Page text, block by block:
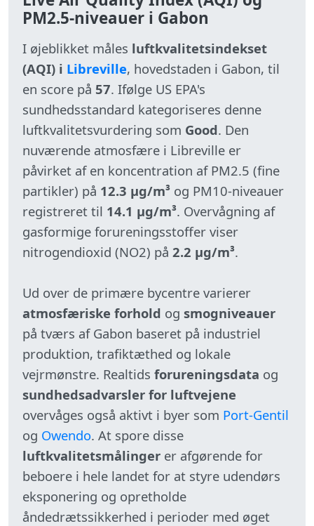
PM2.5-niveauer i Gabon
I øjeblikket måles luftkvalitetsindekset
(AQI) i Libreville, hovedstaden i Gabon, til
en score på 57. Ifølge US EPA's
sundhedsstandard kategoriseres denne
luftkvalitetsvurdering som Good. Den
nuværende atmosfære i Libreville er
påvirket af en koncentration af PM2.5 (fine
partikler) på 12.3 µg/m³ og PM10-niveauer
registreret til 14.1 µg/m³. Overvågning af
gasformige forureningsstoffer viser
nitrogendioxid (NO2) på 2.2 µg/m³.
Ud over de primære bycentre varierer
atmosfæriske forhold og smogniveauer
på tværs af Gabon baseret på industriel
produktion, trafiktæthed og lokale
vejrmønstre. Realtids forureningsdata og
sundhedsadvarsler for luftvejene
overvåges også aktivt i byer som Port-Gentil
og Owendo. At spore disse
luftkvalitetsmålinger er afgørende for
beboere i hele landet for at styre udendørs
eksponering og opretholde
åndedrætssikkerhed i perioder med øget